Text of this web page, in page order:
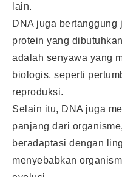
lain.
DNA juga bertanggung
protein yang
adalah senyawa yang
biologis, seperti
reproduksi.
Selain itu, DNA juga
panjang dari
beradaptasi dengan
menyebabkan